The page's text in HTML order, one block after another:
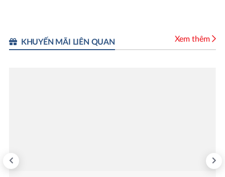
KHUYẾN MÃI LIÊN QUAN Xem thêm